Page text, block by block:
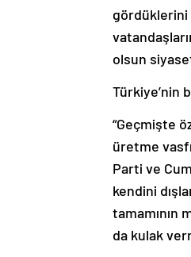
gördüklerini
olsun
Türkiye’nin
“Geçmişte
üretme
Parti ve
kendini
tamamının
da kulak